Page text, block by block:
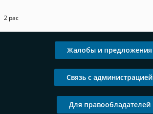
2 рас
Жалобы и предложения
Связь с администрацией
Для правообладателей